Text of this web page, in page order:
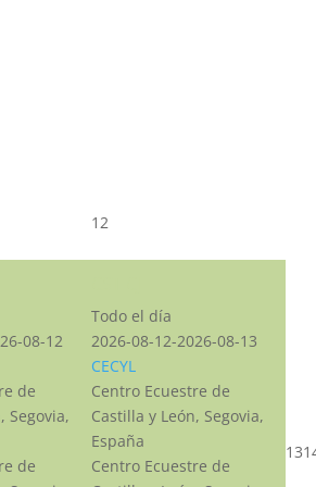
08-12
de
Segovia,
de
12
Todo el día
2026-08-12-2026-08-13
CECYL
Centro Ecuestre de
Castilla y León, Segovia,
España
Centro Ecuestre de
13